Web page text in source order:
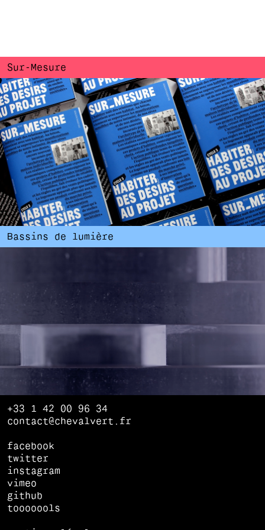
Sur-Mesure
Bassins de lumière
+33 1 42 00 96 34
contact@chevalvert.fr
facebook
twitter
instagram
vimeo
github
tooooools